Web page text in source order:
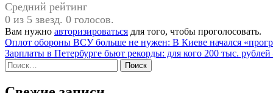
Средний рейтинг
0 из 5 звезд. 0 голосов.
Вам нужно авторизироваться для того, чтобы проголосовать.
Навигация
по
записям
Оплот обороны ВСУ больше не нужен: В Киеве начался
Зарплаты в Петербурге бьют рекорды: для кого 200 тыс.
Найти: